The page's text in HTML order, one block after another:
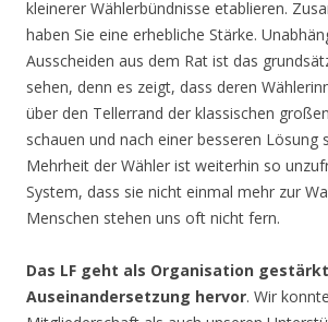
kleinerer Wählerbündnisse etablieren.
haben Sie eine erhebliche Stärke.
Ausscheiden aus dem Rat ist das
sehen, denn es zeigt, dass deren
über den Tellerrand der klassischen
schauen und nach einer besseren Lösung
Mehrheit der Wähler ist weiterhin so
System, dass sie nicht einmal mehr zur
Menschen stehen uns oft nicht fern.
Das LF geht als Organisation
Auseinandersetzung hervor. Wir